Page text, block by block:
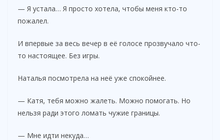
— Я устала… Я просто хотела, чтобы меня кто-то
пожалел.
И впервые за весь вечер в её голосе прозвучало что-
то настоящее. Без игры.
Наталья посмотрела на неё уже спокойнее.
— Катя, тебя можно жалеть. Можно помогать. Но
нельзя ради этого ломать чужие границы.
— Мне идти некуда…